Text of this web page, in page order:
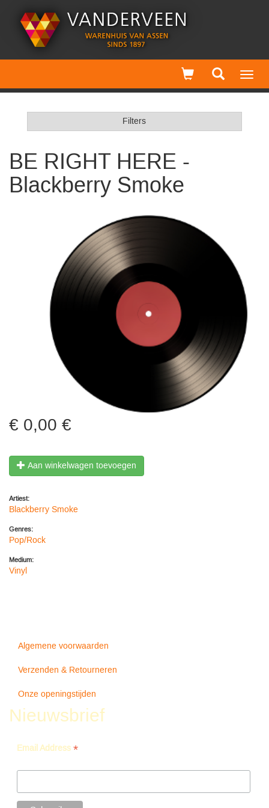
Filters
BE RIGHT HERE -
Blackberry Smoke
0,00 €
Aan winkelwagen toevoegen
Artiest:
Blackberry Smoke
Genres:
Pop/Rock
Medium:
Vinyl
Algemene voorwaarden
Verzenden & Retourneren
Onze openingstijden
Nieuwsbrief
Email Address *